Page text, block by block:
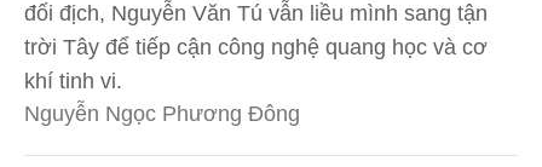
đối địch, Nguyễn Văn Tú vẫn liều mình sang tận
trời Tây để tiếp cận công nghệ quang học và cơ
khí tinh vi.
Nguyễn Ngọc Phương Đông